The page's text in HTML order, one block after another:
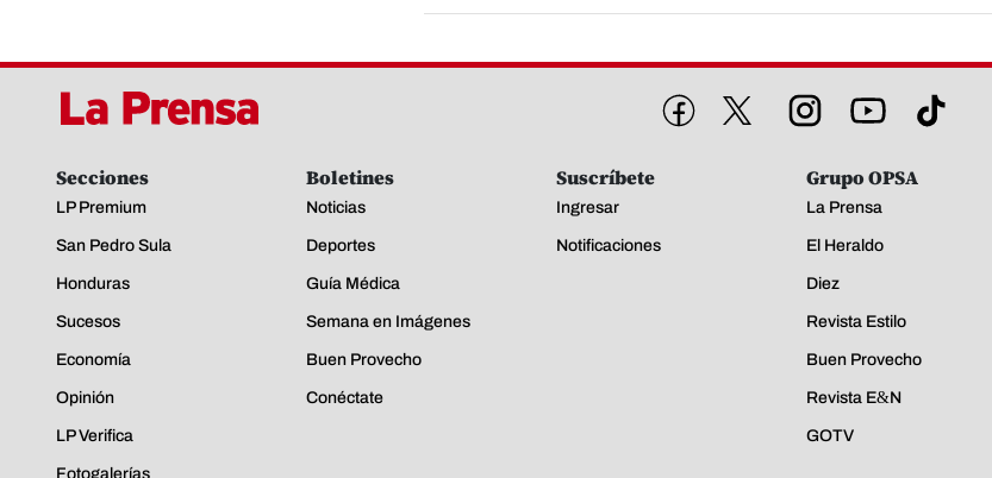
Secciones
LP Premium
San Pedro Sula
Honduras
Sucesos
Economía
Opinión
LP Verifica
Fotogalerías
Boletines
Noticias
Deportes
Guía Médica
Semana en Imágenes
Buen Provecho
Conéctate
Suscríbete
Ingresar
Notificaciones
Grupo OPSA
La Prensa
El Heraldo
Diez
Revista Estilo
Buen Provecho
Revista E&N
GOTV